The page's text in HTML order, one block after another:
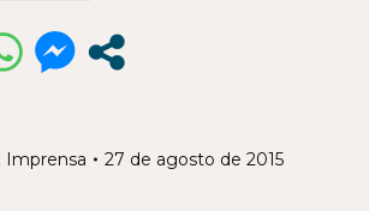
Imprensa 27 de agosto de 2015